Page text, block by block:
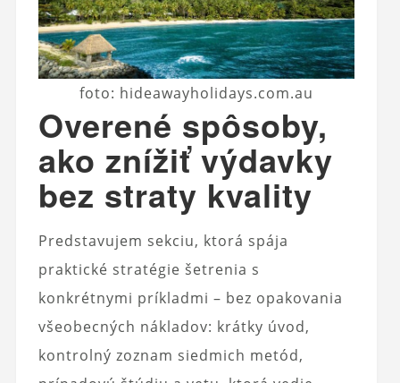
foto: hideawayholidays.com.au
Overené spôsoby,
ako znížiť výdavky
bez straty kvality
Predstavujem sekciu, ktorá spája
praktické stratégie šetrenia s
konkrétnymi príkladmi – bez opakovania
všeobecných nákladov: krátky úvod,
kontrolný zoznam siedmich metód,